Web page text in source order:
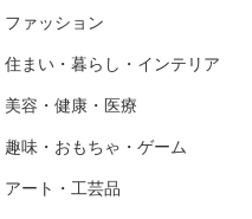
ファッション
住まい・暮らし・インテリア
美容・健康・医療
趣味・おもちゃ・ゲーム
アート・工芸品